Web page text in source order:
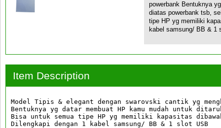
powerbank Bentuknya
diatas powerbank tsb,
tipe HP yg memiliki
kabel samsung/ BB & 1
Item Description
Model Tipis & elegant dengan swarovski cantik yg
Bentuknya yg datar membuat HP kamu mudah untuk
Bisa untuk semua tipe HP yg memiliki kapasitas dibawah
Dilengkapi dengan 1 kabel samsung/ BB & 1 slot USB